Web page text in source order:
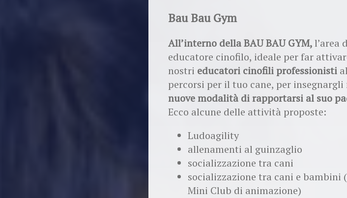
Bau Bau Gym
All’interno della BAU BAU GYM,l’area
educatore cinofilo, ideale per far
nostri educatori cinofili professionisti
percorsi per il tuo cane, per
nuove modalità di rapportarsi al suo
Ecco alcune delle attività proposte:
Ludoagility
allenamenti al guinzaglio
socializzazione tra cani
socializzazione tra cani e bambini
Mini Club di animazione)